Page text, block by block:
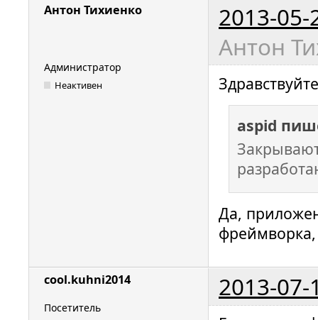
Антон Тихиенко
2013-05-
Антон
Администратор
Неактивен
aspid
Да,
cool.kuhni2014 2013-07-
Посетитель